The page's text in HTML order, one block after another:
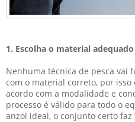
1. Escolha o material adequado
Nenhuma técnica de pesca vai
com o material correto, por
acordo com a modalidade e
processo é válido para todo o
anzol ideal, o conjunto certo